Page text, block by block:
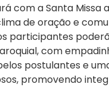
com a Santa Missa
de oração e
participantes
com
postulantes e
promovendo